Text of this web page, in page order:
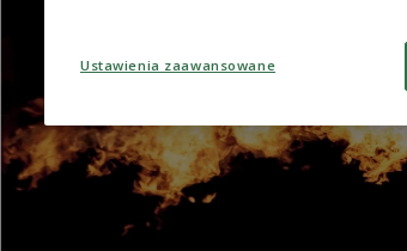
Ustawienia zaawansowane